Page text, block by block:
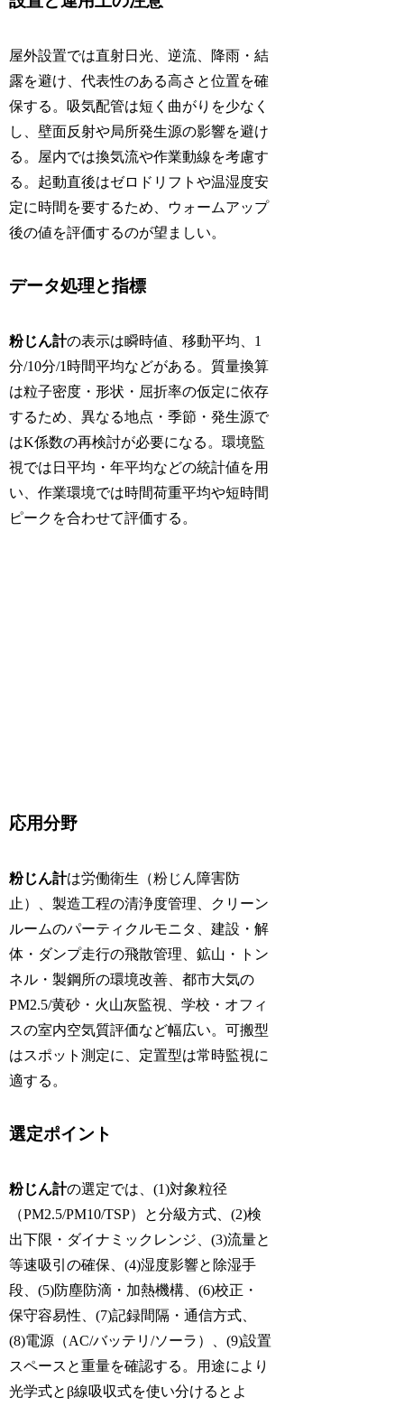
屋外設置では直射日光、逆流、降雨・結
露を避け、代表性のある高さと位置を確
保する。吸気配管は短く曲がりを少なく
し、壁面反射や局所発生源の影響を避け
る。屋内では換気流や作業動線を考慮す
る。起動直後はゼロドリフトや温湿度安
定に時間を要するため、ウォームアップ
後の値を評価するのが望ましい。
データ処理と指標
粉じん計の表示は瞬時値、移動平均、1
分/10分/1時間平均などがある。質量換算
は粒子密度・形状・屈折率の仮定に依存
するため、異なる地点・季節・発生源で
はK係数の再検討が必要になる。環境監
視では日平均・年平均などの統計値を用
い、作業環境では時間荷重平均や短時間
ピークを合わせて評価する。
応用分野
粉じん計は労働衛生（粉じん障害防
止）、製造工程の清浄度管理、クリーン
ルームのパーティクルモニタ、建設・解
体・ダンプ走行の飛散管理、鉱山・トン
ネル・製鋼所の環境改善、都市大気の
PM2.5/黄砂・火山灰監視、学校・オフィ
スの室内空気質評価など幅広い。可搬型
はスポット測定に、定置型は常時監視に
適する。
選定ポイント
粉じん計の選定では、(1)対象粒径
（PM2.5/PM10/TSP）と分級方式、(2)検
出下限・ダイナミックレンジ、(3)流量と
等速吸引の確保、(4)湿度影響と除湿手
段、(5)防塵防滴・加熱機構、(6)校正・
保守容易性、(7)記録間隔・通信方式、
(8)電源（AC/バッテリ/ソーラ）、(9)設置
スペースと重量を確認する。用途により
光学式とβ線吸収式を使い分けるとよ